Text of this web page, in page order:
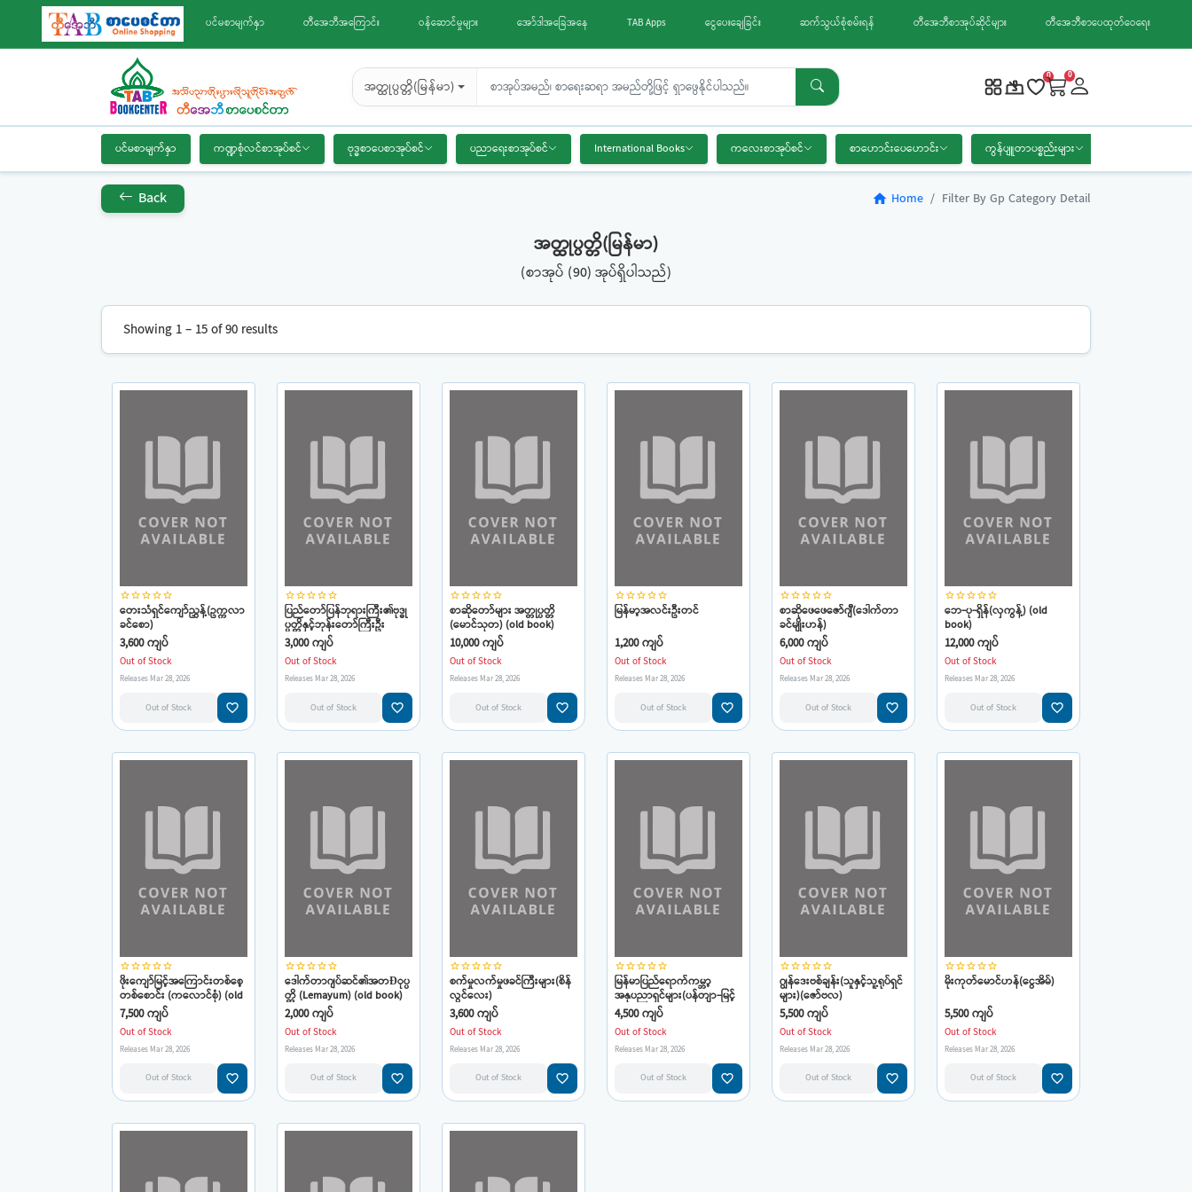
ပင်မစာမျက်နှာ တီအေဘီအကြောင်း ဝန်ဆောင်မှုများ အော်ဒါအခြေအနေ TAB Apps ငွေပေးချေခြင်း ဆက်သွယ်စုံစမ်းရန် တီအေဘီစာအုပ်ဆိုင်များ တီအေဘီစာပေထုတ်ဝေရေး
အတ္ထုပ္ပတ္တိ(မြန်မာ)
0 0
ပင်မစာမျက်နှာ ကဏ္ဍစုံလင်စာအုပ်စင် ဗုဒ္ဓစာပေစာအုပ်စင် ပညာရေးစာအုပ်စင် International Books ကလေးစာအုပ်စင် စာဟောင်းပေဟောင်း ကွန်ပျူတာပစ္စည်းများ
Back home Home Filter By Gp Category Detail
အတ္ထုပ္ပတ္တိ(မြန်မာ)
(စာအုပ် (90) အုပ်ရှိပါသည်)
Showing 1 – 15 of 90 results
star_borderstar_borderstar_borderstar_borderstar_border
တေးသံရှင်ကျော်ညွှန့်(ဥက္ကလာ
ခင်စော)
3,600 ကျပ်
Out of Stock
Releases Mar 28, 2026
Out of Stock favorite_border
star_borderstar_borderstar_borderstar_borderstar_border
ပြည်တော်ပြန်ဘုရားကြီး၏ဗုဒ္ဓု
ပ္ပတ္တိနှင့်ဘုန်းတော်ကြီးဦး
သီလ၏အံ့မခန်းသောဖြစ်ရပ်
များ(မာမက-သုတေသီ)
3,000 ကျပ်
Out of Stock
Releases Mar 28, 2026
Out of Stock favorite_border
star_borderstar_borderstar_borderstar_borderstar_border
စာဆိုတော်များ အတ္တုပ္ပတ္တိ
(မောင်သုတ) (old book)
10,000 ကျပ်
Out of Stock
Releases Mar 28, 2026
Out of Stock favorite_border
star_borderstar_borderstar_borderstar_borderstar_border
မြန်မာ့အလင်းဦးတင်
1,200 ကျပ်
Out of Stock
Releases Mar 28, 2026
Out of Stock favorite_border
star_borderstar_borderstar_borderstar_borderstar_border
စာဆိုဖေဖေဇော်ဂျီ(ဒေါက်တာ
ခင်မျိုးဟန်)
6,000 ကျပ်
Out of Stock
Releases Mar 28, 2026
Out of Stock favorite_border
star_borderstar_borderstar_borderstar_borderstar_border
ဘေ-ပု-ရှိန်(လှကွန့်) (old
book)
12,000 ကျပ်
Out of Stock
Releases Mar 28, 2026
Out of Stock favorite_border
star_borderstar_borderstar_borderstar_borderstar_border
ဖိုးကျော်မြင့်အကြောင်းတစ်စေ့
တစ်စောင်း (ကလောင်စုံ) (old
book)
7,500 ကျပ်
Out of Stock
Releases Mar 28, 2026
Out of Stock favorite_border
star_borderstar_borderstar_borderstar_borderstar_border
ဒေါက်တာဂျပ်ဆင်၏အတÐုပ္ပ
တ္တိ (Lemayum) (old book)
2,000 ကျပ်
Out of Stock
Releases Mar 28, 2026
Out of Stock favorite_border
star_borderstar_borderstar_borderstar_borderstar_border
စက်မှုလက်မှုဖခင်ကြီးများ(စိန်
လွင်လေး)
3,600 ကျပ်
Out of Stock
Releases Mar 28, 2026
Out of Stock favorite_border
star_borderstar_borderstar_borderstar_borderstar_border
မြန်မာပြည်ရောက်ကမ္ဘာ့
အနုပညာရှင်များ(ပန်တျာ-မြင့်
အောင်)
4,500 ကျပ်
Out of Stock
Releases Mar 28, 2026
Out of Stock favorite_border
star_borderstar_borderstar_borderstar_borderstar_border
ဂျွန်ဒေးဗစ်ချန်း(သူနှင့်သူ့ရုပ်ရှင်
များ)(ဇော်ဗလ)
5,500 ကျပ်
Out of Stock
Releases Mar 28, 2026
Out of Stock favorite_border
star_borderstar_borderstar_borderstar_borderstar_border
မိုးကုတ်မောင်ဟန်(ငွေအိမ်)
5,500 ကျပ်
Out of Stock
Releases Mar 28, 2026
Out of Stock favorite_border